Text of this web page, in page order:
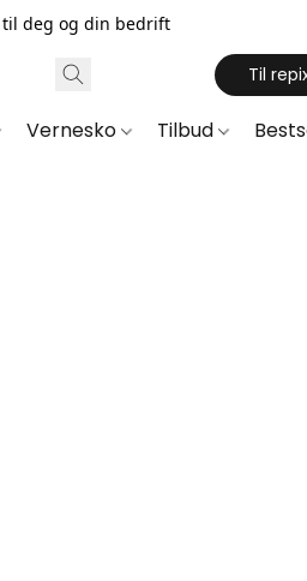
deg og din bedrift
Til
Vernesko Tilbud